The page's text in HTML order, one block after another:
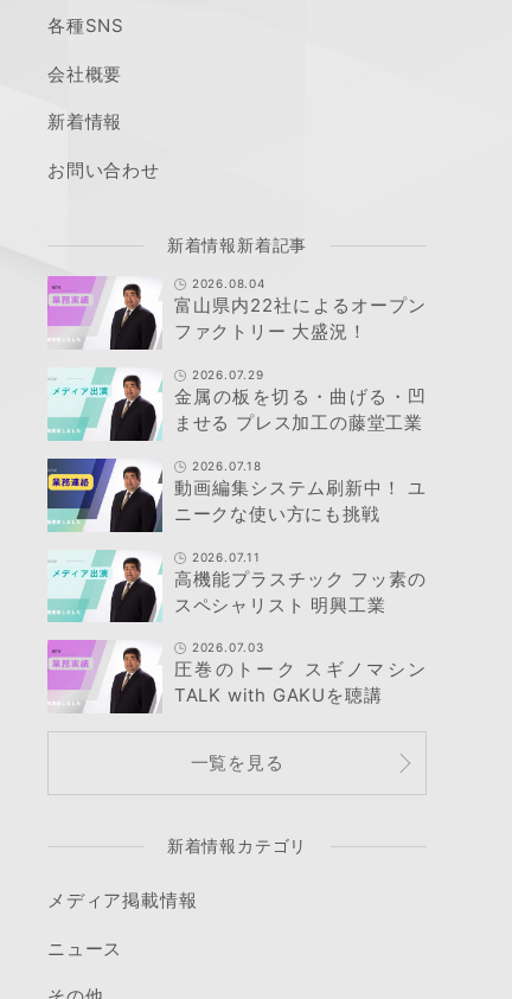
各種SNS
会社概要
新着情報
お問い合わせ
新着情報新着記事
2026.08.04
富山県内22社によるオープン
ファクトリー 大盛況！
2026.07.29
金属の板を切る・曲げる・凹
ませる プレス加工の藤堂工業
2026.07.18
動画編集システム刷新中！ ユ
ニークな使い方にも挑戦
2026.07.11
高機能プラスチック フッ素の
スペシャリスト 明興工業
2026.07.03
圧巻のトーク スギノマシン
TALK with GAKUを聴講
一覧を見る
新着情報カテゴリ
メディア掲載情報
ニュース